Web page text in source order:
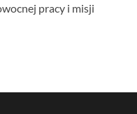
pracy i misji